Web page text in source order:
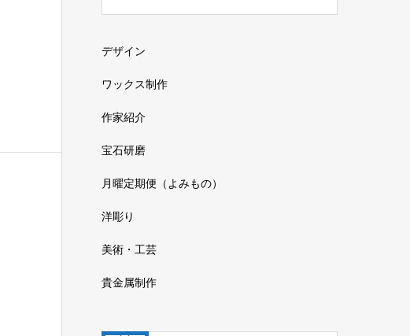
デザイン
ワックス制作
作家紹介
宝石研磨
月曜定期便（よみもの）
洋彫り
美術・工芸
貴金属制作